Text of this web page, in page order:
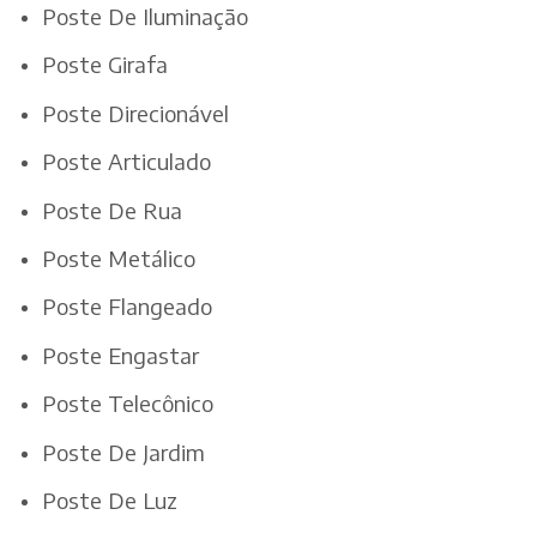
Poste De Iluminação
Poste Girafa
Poste Direcionável
Poste Articulado
Poste De Rua
Poste Metálico
Poste Flangeado
Poste Engastar
Poste Telecônico
Poste De Jardim
Poste De Luz